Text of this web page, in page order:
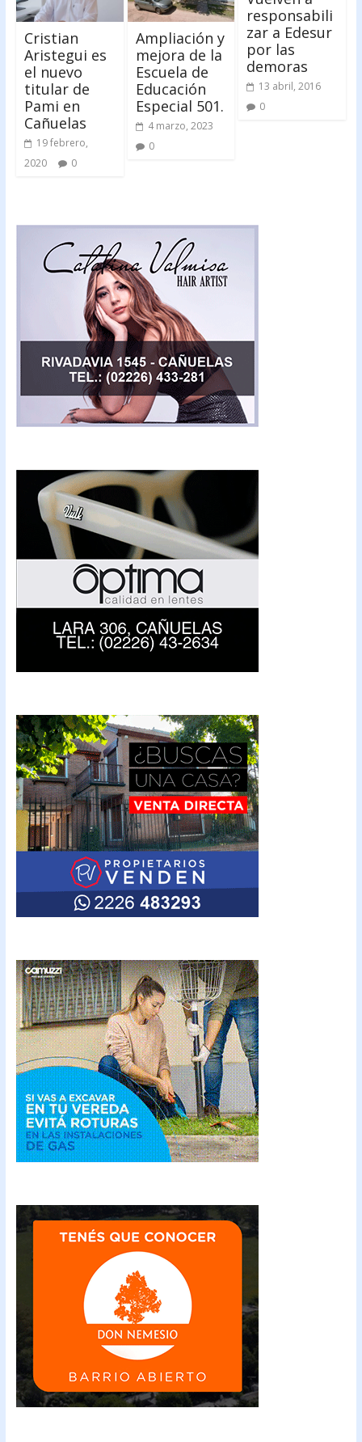
Cristian
Aristegui es
el nuevo
titular de
Pami en
Cañuelas
19 febrero,
2020
0
Ampliación y
mejora de la
Escuela de
Educación
Especial 501.
4 marzo, 2023
0
responsabili
zar a Edesur
por las
demoras
13 abril, 2016
0